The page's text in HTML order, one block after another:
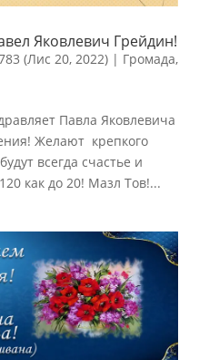
Яковлевич Грейдин!
(Лис 20, 2022)| Громада,
Павла Яковлевича
Желают крепкого
всегда счастье и
как до 20! Мазл Тов!...